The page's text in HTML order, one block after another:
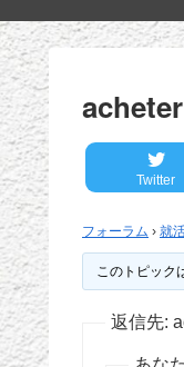
Twitter
フォーラム › 就
このトピック
返信先: